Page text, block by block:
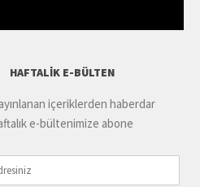
HAFTALIK E-BÜLTEN
içeriklerden haberdar
e-bültenimize abone